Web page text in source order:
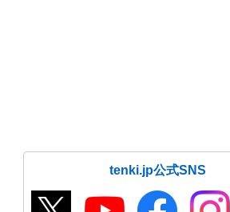
tenki.jp公式SNS